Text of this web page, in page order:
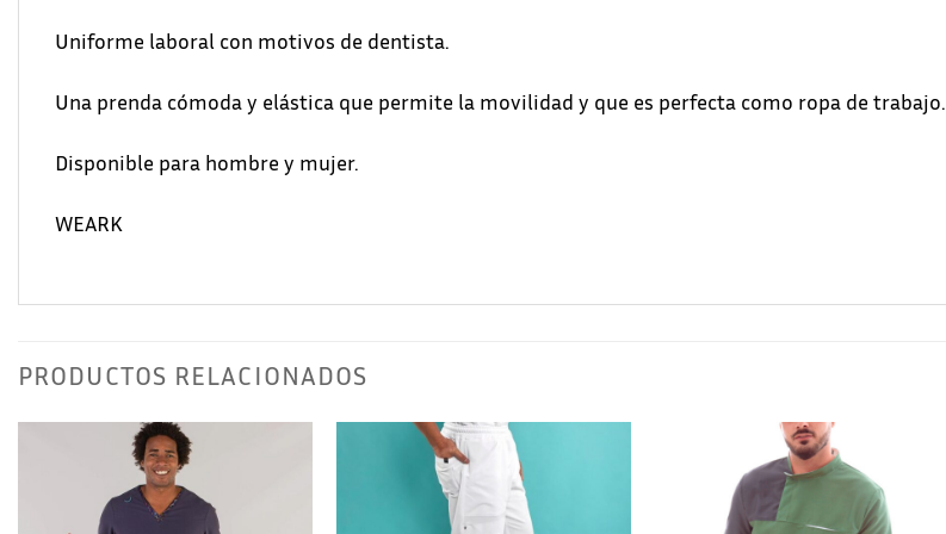
Uniforme laboral con motivos de dentista.
Una prenda cómoda y elástica que permite la movilidad y que es perfecta como ropa de trabajo.
Disponible para hombre y mujer.
WEARK
PRODUCTOS RELACIONADOS